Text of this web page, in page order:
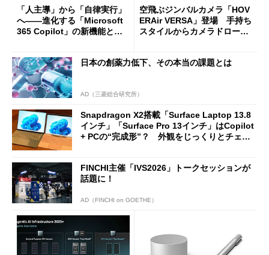
「人主導」から「自律実行」
へ――進化する「Microsoft
365 Copilot」の新機能とエ
空飛ぶジンバルカメラ「HOV
ERAir VERSA」登場 手持ち
スタイルからカメラドローン
日本の創薬力低下、その本当の課題とは
AD（三菱総合研究所）
Snapdragon X2搭載「Surface Laptop 13.8
インチ」「Surface Pro 13インチ」はCopilot
+ PCの“完成形”？ 外観をじっくりとチェッ
FINCHI主催「IVS2026」トークセッションが
話題に！
AD（FINCHI on GOETHE）